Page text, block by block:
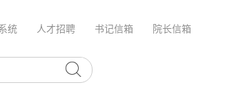
统 人才招聘 书记信箱 院长信箱